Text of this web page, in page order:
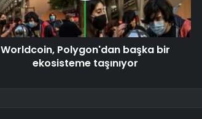
Worldcoin, Polygon'dan başka bir
ekosisteme taşınıyor